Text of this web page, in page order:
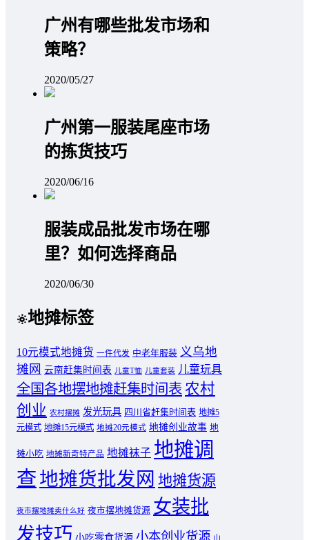
广州有哪些批发市场和
策略？
2020/05/27
广州第一服装尾座市场
的拣货技巧
2020/06/16
服装成品批发市场在哪
里？如何选择商品
2020/06/30
地摊标签
10元模式地摊货 一件代发 中老年服装 义乌地
摊网 云南赶集时间表 儿童T恤 儿童套装 儿童玩具
全国各地摆地摊赶集时间表 农村
创业 农村摆摊 发光玩具 四川省赶集时间表 地摊5
元模式 地摊15元模式 地摊20元模式 地摊创业故事 地
摊小吃 地摊新奇特产品 地摊袜子 地摊调
查地摊货批发网 地摊货源
夜市摆地摊卖什么好 夜市摆地摊货源 女装批
发技巧 小吃零食货源 小本创业货源 山